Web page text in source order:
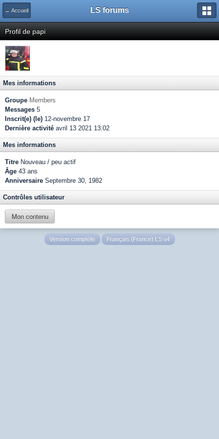
← Accueil LS forums
Profil de papi
Mes informations
Groupe Members
Messages 5
Inscrit(e) (le) 12-novembre 17
Dernière activité avril 13 2021 13:02
Mes informations
Titre Nouveau / peu actif
Âge 43 ans
Anniversaire Septembre 30, 1982
Contrôles utilisateur
Mon contenu
Version complète Français (France) LS v4